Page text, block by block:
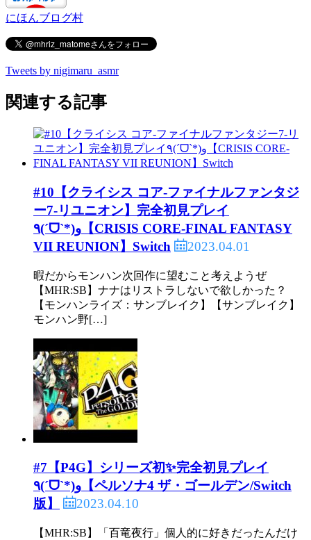
にほんブログ村
Tweets by nigimaru_asmr
関連する記事
#10【クライシス コア-ファイナルファンタジ
ー7-リユニオン】完全初見プレイ
٩(ˊᗜˋ*)و【CRISIS CORE-FINAL FANTASY
VII REUNION】Switch
2023.04.01
暇だからモンハン次回作に望むこと考えようぜ
【MHR:SB】ナナはリストラしないで欲しかった？
【モンハンライズ：サンブレイク】【サンブレイク】
モンハン野[…]
#7【P4G】シリーズ初✨完全初見プレイ
٩(ˊᗜˋ*)و【ペルソナ4 ザ・ゴールデン/Switch
版】
2023.04.10
【MHR:SB】「百竜夜行」個人的に好きだったんだけ